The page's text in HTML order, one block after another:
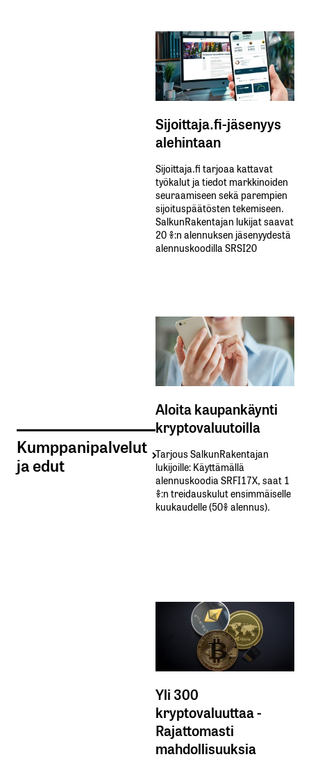
Kumppanipalvelut
ja edut
Sijoittaja.fi-jäsenyys
alehintaan
Sijoittaja.fi tarjoaa kattavat
työkalut ja tiedot markkinoiden
seuraamiseen sekä parempien
sijoituspäätösten tekemiseen.
SalkunRakentajan lukijat saavat
20 %:n alennuksen jäsenyydestä
alennuskoodilla SRSI20
Aloita kaupankäynti
kryptovaluutoilla
Tarjous SalkunRakentajan
lukijoille: Käyttämällä​ ​
alennuskoodia​ ​SRFI17X,​ ​saat​ ​1
%:n treidauskulut​ ​ensimmäiselle​ ​
kuukaudelle​ ​(50%​ ​alennus).
Yli 300
kryptovaluuttaa -
Rajattomasti
mahdollisuuksia